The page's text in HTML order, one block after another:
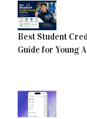
Best Student
Guide for Young